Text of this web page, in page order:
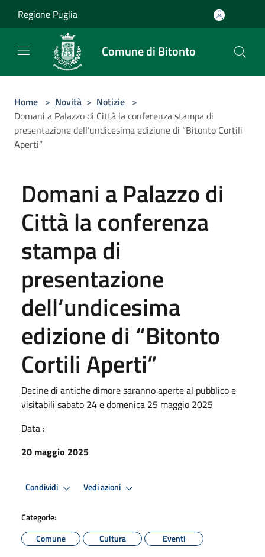
Regione Puglia
Comune di Bitonto
Home > Novità > Notizie >
Domani a Palazzo di Città la conferenza stampa di
presentazione dell’undicesima edizione di “Bitonto Cortili
Aperti”
Domani a Palazzo di
Città la conferenza
stampa di
presentazione
dell’undicesima
edizione di “Bitonto
Cortili Aperti”
Decine di antiche dimore saranno aperte al pubblico e
visitabili sabato 24 e domenica 25 maggio 2025
Data :
20 maggio 2025
Condividi Vedi azioni
Categorie:
Comune
Cultura Eventi